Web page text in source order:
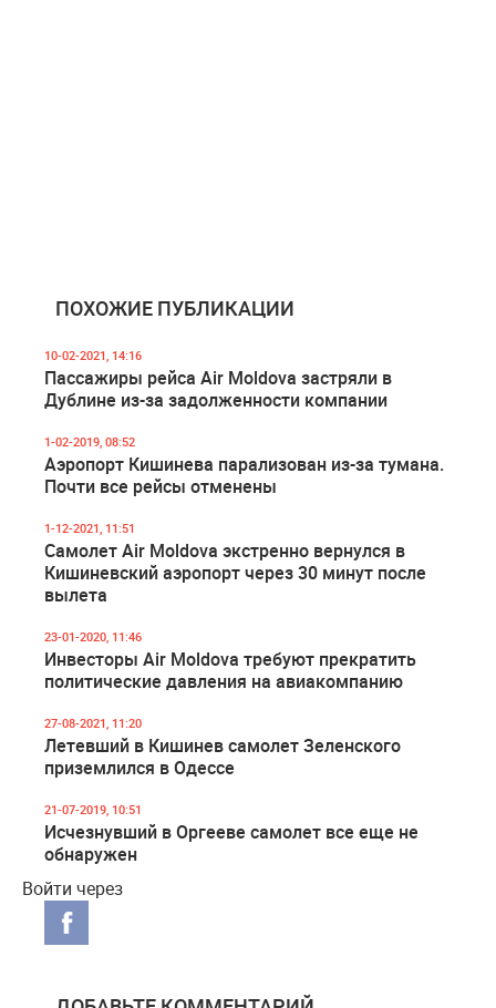
ПОХОЖИЕ ПУБЛИКАЦИИ
10-02-2021, 14:16
Пассажиры рейса Air Moldova застряли в
Дублине из-за задолженности компании
1-02-2019, 08:52
Аэропорт Кишинева парализован из-за тумана.
Почти все рейсы отменены
1-12-2021, 11:51
Самолет Air Moldova экстренно вернулся в
Кишиневский аэропорт через 30 минут после
вылета
23-01-2020, 11:46
Инвесторы Air Moldova требуют прекратить
политические давления на авиакомпанию
27-08-2021, 11:20
Летевший в Кишинев самолет Зеленского
приземлился в Одессе
21-07-2019, 10:51
Исчезнувший в Оргееве самолет все еще не
обнаружен
Войти через